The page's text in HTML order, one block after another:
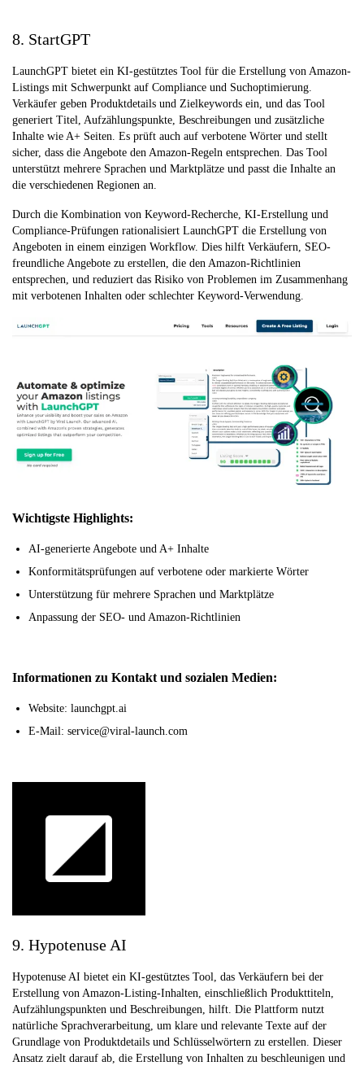
8. StartGPT
LaunchGPT bietet ein KI-gestütztes Tool für die Erstellung von Amazon-
Listings mit Schwerpunkt auf Compliance und Suchoptimierung.
Verkäufer geben Produktdetails und Zielkeywords ein, und das Tool
generiert Titel, Aufzählungspunkte, Beschreibungen und zusätzliche
Inhalte wie A+ Seiten. Es prüft auch auf verbotene Wörter und stellt
sicher, dass die Angebote den Amazon-Regeln entsprechen. Das Tool
unterstützt mehrere Sprachen und Marktplätze und passt die Inhalte an
die verschiedenen Regionen an.
Durch die Kombination von Keyword-Recherche, KI-Erstellung und
Compliance-Prüfungen rationalisiert LaunchGPT die Erstellung von
Angeboten in einem einzigen Workflow. Dies hilft Verkäufern, SEO-
freundliche Angebote zu erstellen, die den Amazon-Richtlinien
entsprechen, und reduziert das Risiko von Problemen im Zusammenhang
mit verbotenen Inhalten oder schlechter Keyword-Verwendung.
Wichtigste Highlights:
AI-generierte Angebote und A+ Inhalte
Konformitätsprüfungen auf verbotene oder markierte Wörter
Unterstützung für mehrere Sprachen und Marktplätze
Anpassung der SEO- und Amazon-Richtlinien
Informationen zu Kontakt und sozialen Medien:
Website: launchgpt.ai
E-Mail: service@viral-launch.com
9. Hypotenuse AI
Hypotenuse AI bietet ein KI-gestütztes Tool, das Verkäufern bei der
Erstellung von Amazon-Listing-Inhalten, einschließlich Produkttiteln,
Aufzählungspunkten und Beschreibungen, hilft. Die Plattform nutzt
natürliche Sprachverarbeitung, um klare und relevante Texte auf der
Grundlage von Produktdetails und Schlüsselwörtern zu erstellen. Dieser
Ansatz zielt darauf ab, die Erstellung von Inhalten zu beschleunigen und